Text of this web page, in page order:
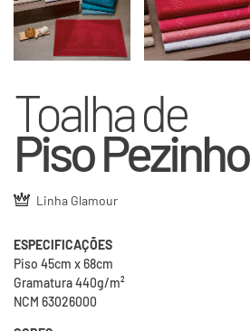
Toalha de
Piso Pezinho
Linha Glamour
ESPECIFICAÇÕES
Piso 45cm x 68cm
Gramatura 440g/m²
NCM 63026000